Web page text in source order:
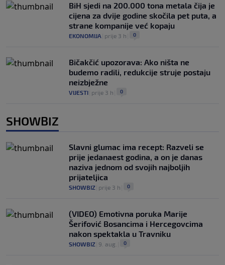
BiH sjedi na 200.000 tona metala čija je
cijena za dvije godine skočila pet puta, a
strane kompanije već kopaju
EKONOMIJA prije 3 h 0
Bičakčić upozorava: Ako ništa ne
budemo radili, redukcije struje postaju
neizbježne
VIJESTI prije 3 h 0
SHOWBIZ
Slavni glumac ima recept: Razveli se
prije jedanaest godina, a on je danas
naziva jednom od svojih najboljih
prijateljica
SHOWBIZ prije 3 h 0
(VIDEO) Emotivna poruka Marije
Šerifović Bosancima i Hercegovcima
nakon spektakla u Travniku
SHOWBIZ 9. aug. 0